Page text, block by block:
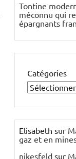
Tontine
méconnu qui
épargnants
Catégories
Elisabeth sur
gaz et en
nikesfeld sur